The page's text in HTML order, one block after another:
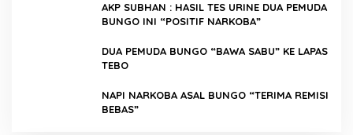
AKP SUBHAN : HASIL TES URINE DUA PEMUDA
BUNGO INI “POSITIF NARKOBA”
DUA PEMUDA BUNGO “BAWA SABU” KE LAPAS
TEBO
NAPI NARKOBA ASAL BUNGO “TERIMA REMISI
BEBAS”